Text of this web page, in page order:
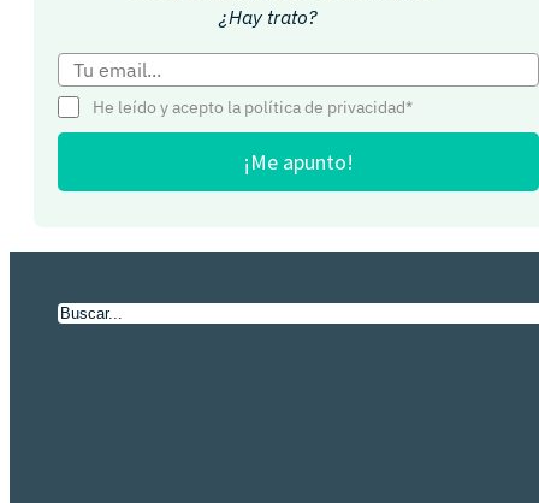
¿Hay trato?
He leído y acepto la política de privacidad*
¡Me apunto!